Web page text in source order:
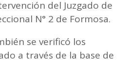
del Juzgado de
N° 2 de Formosa.
se verificó los
a través de la base de